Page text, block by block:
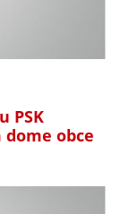
PSK
obce